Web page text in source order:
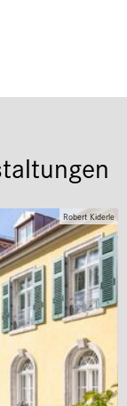
Robert Kiderle